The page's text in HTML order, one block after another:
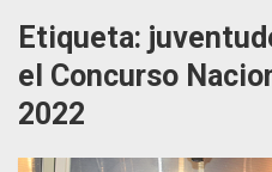
Etiqueta:
el Concurso
2022